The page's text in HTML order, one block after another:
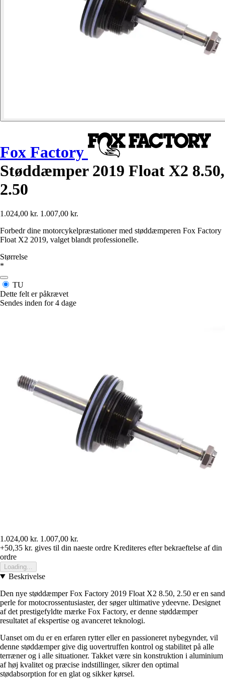
Fox Factory
Støddæmper 2019 Float X2 8.50,
2.50
1.024,00 kr. 1.007,00 kr.
Forbedr dine motorcykelpræstationer med støddæmperen Fox Factory
Float X2 2019, valget blandt professionelle.
Størrelse
*
TU
Dette felt er påkrævet
Sendes inden for 4 dage
1.024,00 kr. 1.007,00 kr.
+50,35 kr. gives til din naeste ordre Krediteres efter bekraeftelse af din
ordre
Loading...
Beskrivelse
Den nye støddæmper Fox Factory 2019 Float X2 8.50, 2.50 er en sand
perle for motocrossentusiaster, der søger ultimative ydeevne. Designet
af det prestigefyldte mærke Fox Factory, er denne støddæmper
resultatet af ekspertise og avanceret teknologi.
Uanset om du er en erfaren rytter eller en passioneret nybegynder, vil
denne støddæmper give dig uovertruffen kontrol og stabilitet på alle
terræner og i alle situationer. Takket være sin konstruktion i aluminium
af høj kvalitet og præcise indstillinger, sikrer den optimal
stødabsorption for en glat og sikker kørsel.